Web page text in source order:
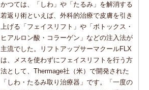
かつては、「しわ」や「たるみ」を解消する
若返り術といえば、外科的治療で皮膚を引き
上げる「フェイスリフト」や「ボトックス・
ヒアルロン酸・コラーゲン」などの注入法が
主流でした。リフトアップサーマクールFLX
は、メスを使わずにフェイスリフトを行う方
法として、Thermage社（米）で開発された
「しわ・たるみ取り治療器」です。「一度の